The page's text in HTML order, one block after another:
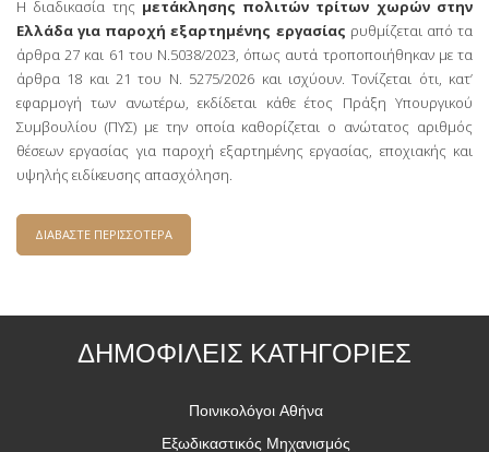
Η διαδικασία της μετάκλησης πολιτών τρίτων χωρών στην
Ελλάδα για παροχή εξαρτημένης εργασίας ρυθμίζεται από τα
άρθρα 27 και 61 του Ν.5038/2023, όπως αυτά τροποποιήθηκαν με τα
άρθρα 18 και 21 του Ν. 5275/2026 και ισχύουν. Τονίζεται ότι, κατ’
εφαρμογή των ανωτέρω, εκδίδεται κάθε έτος Πράξη Υπουργικού
Συμβουλίου (ΠΥΣ) με την οποία καθορίζεται ο ανώτατος αριθμός
θέσεων εργασίας για παροχή εξαρτημένης εργασίας, εποχιακής και
υψηλής ειδίκευσης απασχόληση.
ΔΙΑΒΑΣΤΕ ΠΕΡΙΣΣΟΤΕΡΑ
ΕΡΓΑΣΙΑΣ
ΔΗΜΟΦΙΛΕΙΣ ΚΑΤΗΓΟΡΙΕΣ
Ποινικολόγοι Αθήνα
Εξωδικαστικός Μηχανισμός